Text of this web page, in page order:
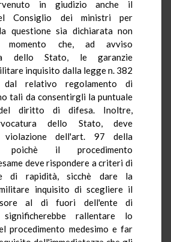
in giudizio anche il
Consiglio dei ministri per
questione sia dichiarata non
momento che, ad avviso
dello Stato, le garanzie
inquisito dalla legge n. 382
relativo regolamento di
tali da consentirgli la puntuale
del diritto di difesa. Inoltre,
dello Stato, deve
violazione dell'art. 97 della
poichè il procedimento
deve rispondere a criteri di
di rapidità, sicchè dare la
inquisito di scegliere il
al di fuori dell'ente di
significherebbe rallentare lo
procedimento medesimo e far